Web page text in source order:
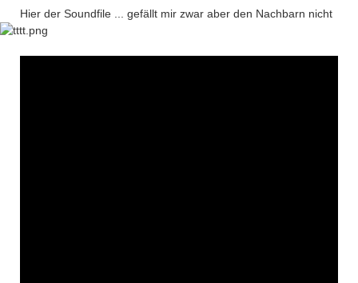
Hier der Soundfile ... gefällt mir zwar aber den Nachbarn nicht